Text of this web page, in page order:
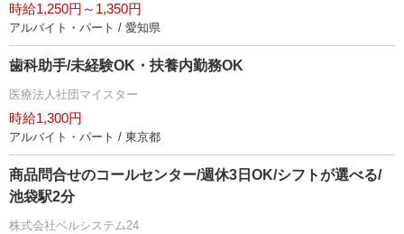
時給1,250円～1,350円
アルバイト・パート / 愛知県
歯科助手/未経験OK・扶養内勤務OK
医療法人社団マイスター
時給1,300円
アルバイト・パート / 東京都
商品問合せのコールセンター/週休3日OK/シフトが選べる/
池袋駅2分
株式会社ベルシステム24